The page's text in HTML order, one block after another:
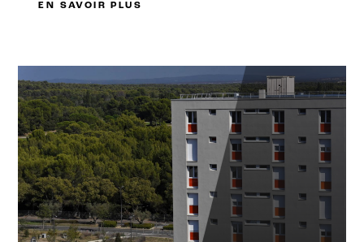
EN SAVOIR PLUS